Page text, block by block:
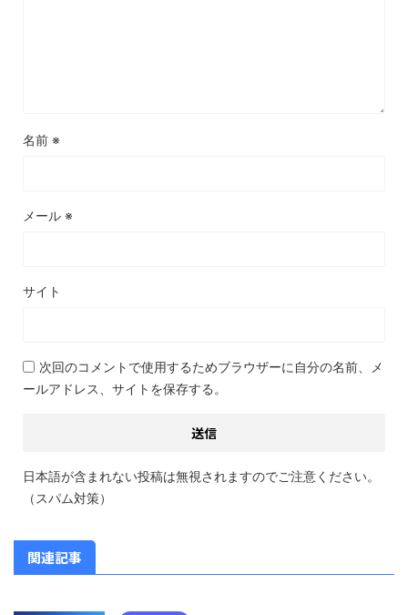
名前 ※
メール ※
サイト
次回のコメントで使用するためブラウザーに自分の名前、メ
ールアドレス、サイトを保存する。
日本語が含まれない投稿は無視されますのでご注意ください。
（スパム対策）
関連記事